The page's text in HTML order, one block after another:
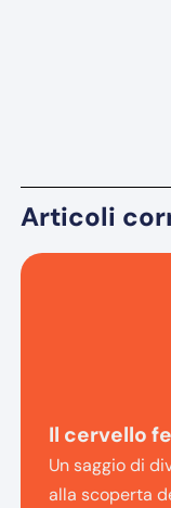
Articoli
Il cervello
Un saggio di
alla scoperta